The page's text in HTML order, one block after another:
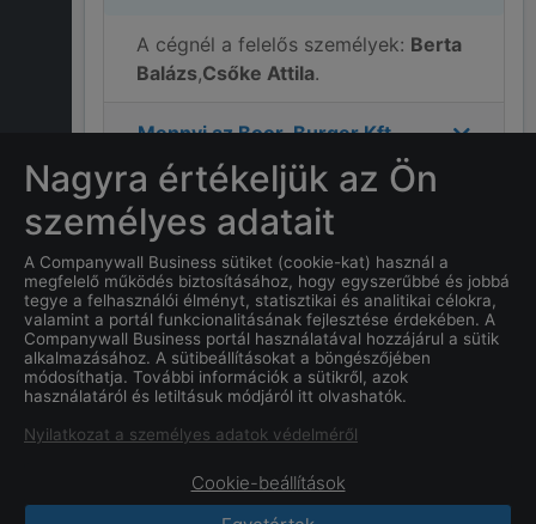
A cégnél a felelős személyek: Berta
Balázs,Csőke Attila.
Mennyi azBoor-Burger Kft
teljes bevétele?
MiBoor-Burger Kftcíme?
Hány alkalmazottja van a
Boor-Burger Kftcégnek?
Mi aBoor-Burger Kftcég
alapításának dátuma?
Nagyra értékeljük az Ön
személyes adatait
A Companywall Business sütiket (cookie-kat) használ a
megfelelő működés biztosításához, hogy egyszerűbbé és jobbá
tegye a felhasználói élményt, statisztikai és analitikai célokra,
valamint a portál funkcionalitásának fejlesztése érdekében. A
Companywall Business portál használatával hozzájárul a sütik
alkalmazásához. A sütibeállításokat a böngészőjében
módosíthatja. További információk a sütikről, azok
használatáról és letiltásuk módjáról itt olvashatók.
Nyilatkozat a személyes adatok védelméről
Cookie-beállítások